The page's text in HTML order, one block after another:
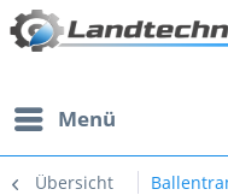
Menü
Übersicht